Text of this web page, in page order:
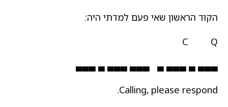
הקוד הראשון שאי פעם למדתי היה:
C Q
▄▄▄ ▄ ▄▄▄ ▄ ▄▄▄ ▄▄▄ ▄ ▄▄▄
Calling, please respond.